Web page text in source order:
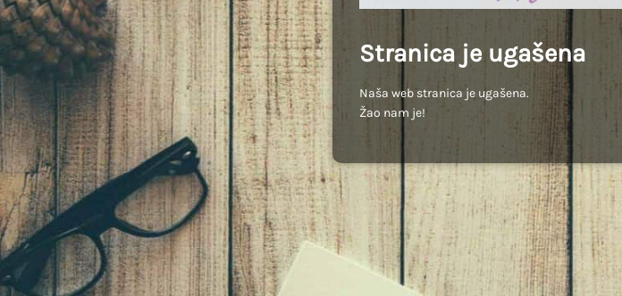
Stranica je ugašena
Naša web stranica je ugašena.
Žao nam je!